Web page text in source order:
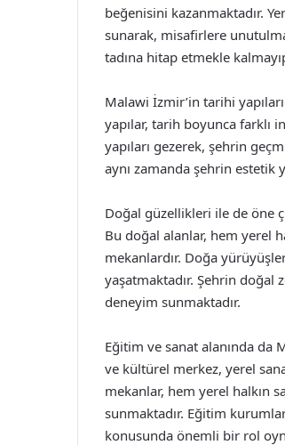
beğenisini kazanmaktadır.
sunarak, misafirlere
tadına hitap etmekle
Malawi İzmir’in tarihi
yapılar, tarih boyunca farklı
yapıları gezerek, şehrin
aynı zamanda şehrin
Doğal güzellikleri ile de öne
Bu doğal alanlar, hem yerel
mekanlardır. Doğa
yaşatmaktadır. Şehrin
deneyim sunmaktadır.
Eğitim ve sanat alanında
ve kültürel merkez, yerel
mekanlar, hem yerel halkın
sunmaktadır. Eğitim
konusunda önemli bir rol